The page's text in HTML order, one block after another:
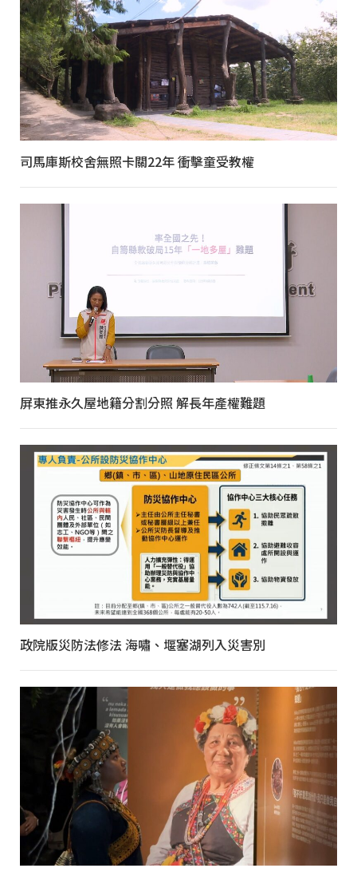
司馬庫斯校舍無照卡關22年 衝擊童受教權
屏東推永久屋地籍分割分照 解長年產權難題
政院版災防法修法 海嘯、堰塞湖列入災害別